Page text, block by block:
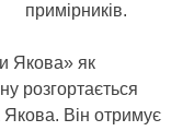
примірників.
Якова» як
розгортається
Якова. Він отримує